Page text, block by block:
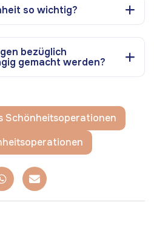
so wichtig?
bezüglich
gemacht werden?
Schönheitsoperationen